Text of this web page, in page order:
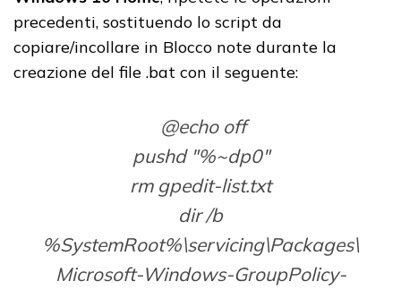
precedenti, sostituendo lo script da
copiare/incollare in Blocco note durante la
creazione del file .bat con il seguente:
@echo off
pushd "%~dp0"
rm gpedit-list.txt
dir /b
%SystemRoot%\servicing\Packages\
Microsoft-Windows-GroupPolicy-